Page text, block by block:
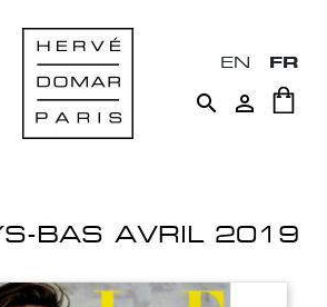
EN FR
 
BAS AVRIL 2019